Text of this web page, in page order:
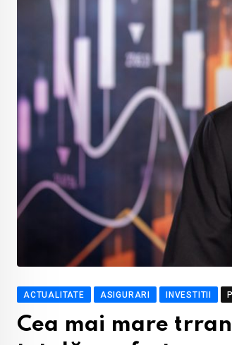
ACTUALITATE ASIGURARI INVESTITII
Cea mai mare